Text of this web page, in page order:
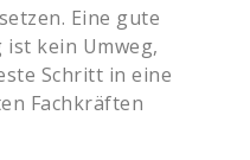
Eine gute
kein Umweg,
Schritt in eine
Fachkräften